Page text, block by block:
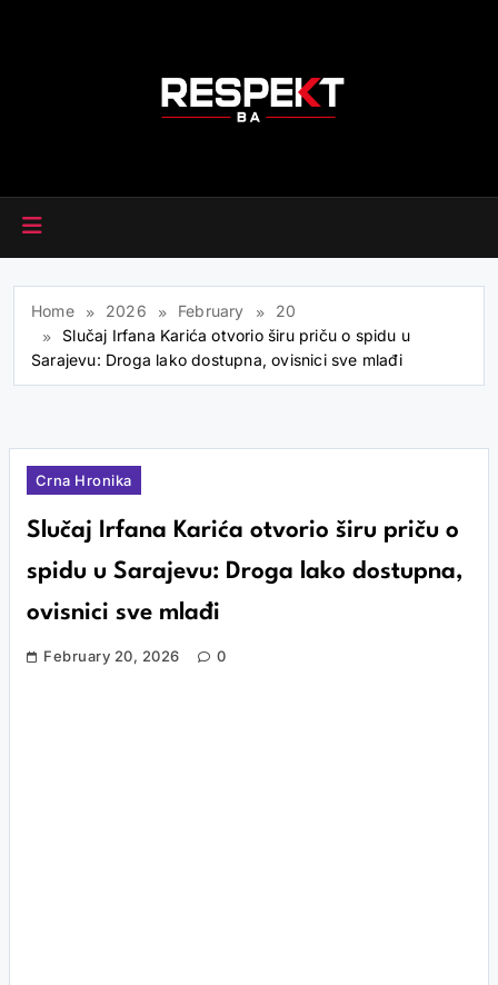
Home 2026 February
20
Slučaj Irfana Karića otvorio širu priču o spidu u
Sarajevu: Droga lako dostupna, ovisnici sve mlađi
Crna Hronika
Slučaj Irfana Karića otvorio širu priču o
spidu u Sarajevu: Droga lako dostupna,
ovisnici sve mlađi
February 20, 2026 0